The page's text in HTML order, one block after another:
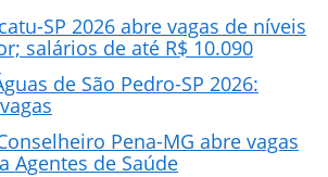
SP 2026 abre vagas de níveis
salários de até R$ 10.090
de São Pedro-SP 2026:
Pena-MG abre vagas
Agentes de Saúde